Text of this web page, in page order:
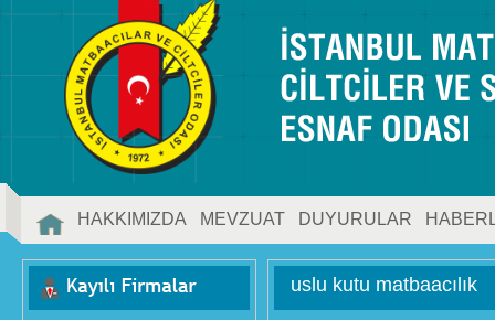
HAKKIMIZDA MEVZUAT DUYURULAR
İLETİŞİM
uslu kutu matbaacılık